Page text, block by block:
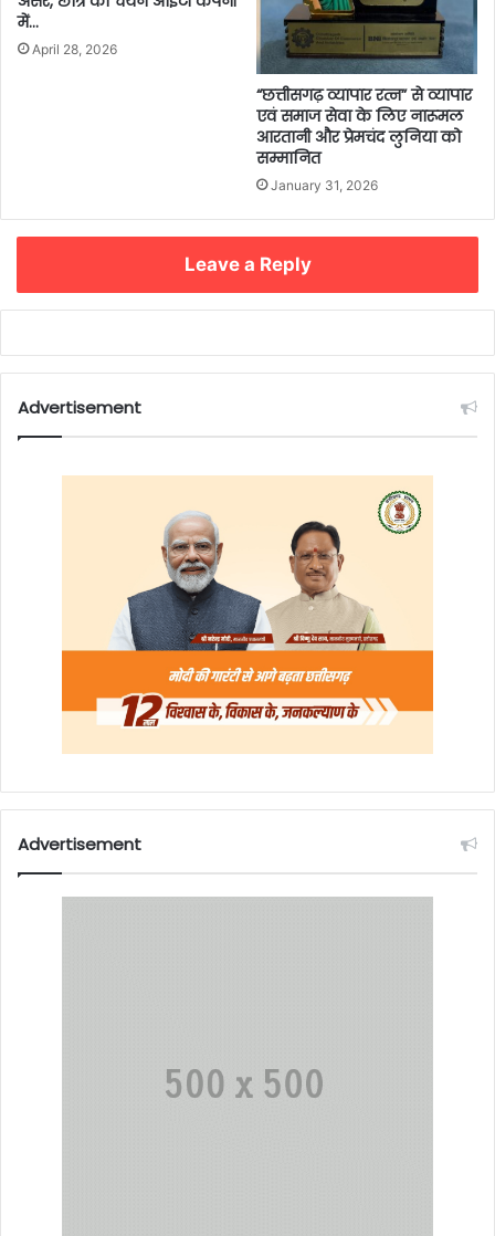
में…
April 28, 2026
“छत्तीसगढ़ व्यापार रत्न” से व्यापार
एवं समाज सेवा के लिए नारूमल
आरतानी और प्रेमचंद लुनिया को
सम्मानित
January 31, 2026
Leave a Reply
Advertisement
Advertisement